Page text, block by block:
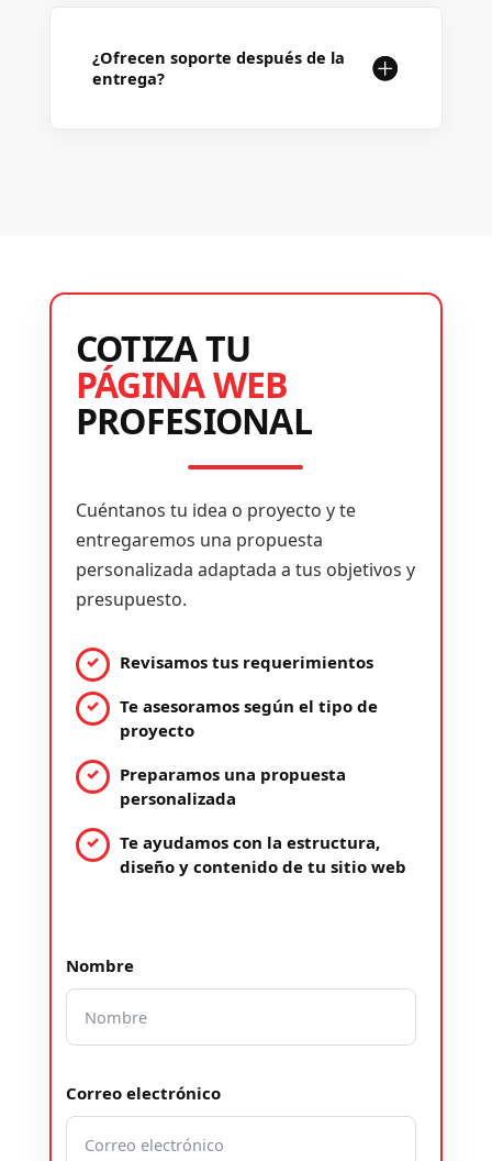
¿Ofrecen soporte después de la
entrega?
COTIZA TU
PÁGINA WEB
PROFESIONAL
Cuéntanos tu idea o proyecto y te
entregaremos una propuesta
personalizada adaptada a tus objetivos y
presupuesto.
Revisamos tus requerimientos
Te asesoramos según el tipo de
proyecto
Preparamos una propuesta
personalizada
Te ayudamos con la estructura,
diseño y contenido de tu sitio web
Nombre
Correo electrónico